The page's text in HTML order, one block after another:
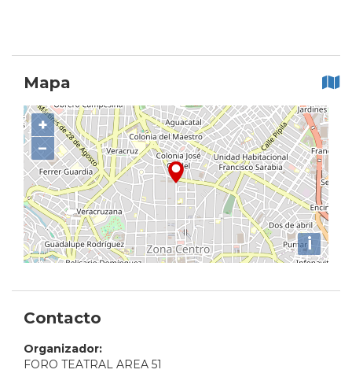
Mapa
+
−
i
Contacto
Organizador:
FORO TEATRAL AREA 51